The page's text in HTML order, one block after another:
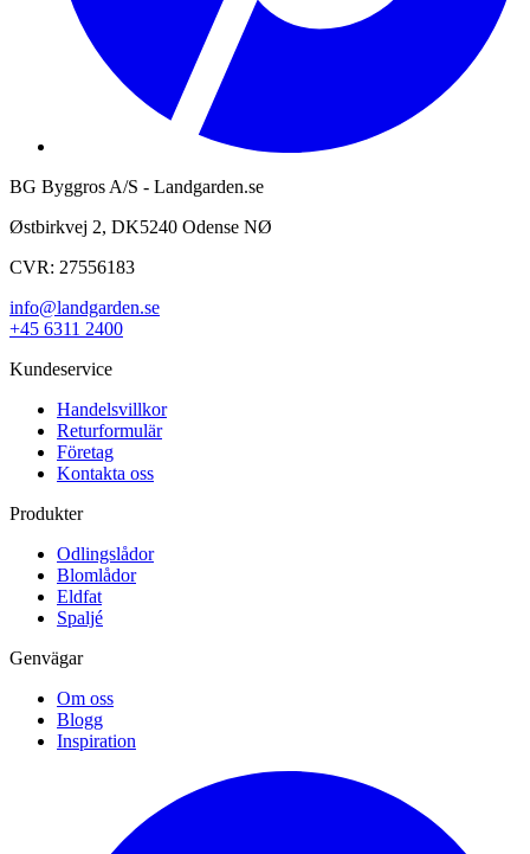
BG Byggros A/S - Landgarden.se
Østbirkvej 2, DK5240 Odense NØ
CVR: 27556183
info@landgarden.se
+45 6311 2400
Kundeservice
Handelsvillkor
Returformulär
Företag
Kontakta oss
Produkter
Odlingslådor
Blomlådor
Eldfat
Spaljé
Genvägar
Om oss
Blogg
Inspiration